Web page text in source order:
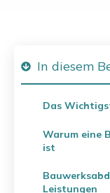
In diesem
Das
Warum eine
ist
Leistungen